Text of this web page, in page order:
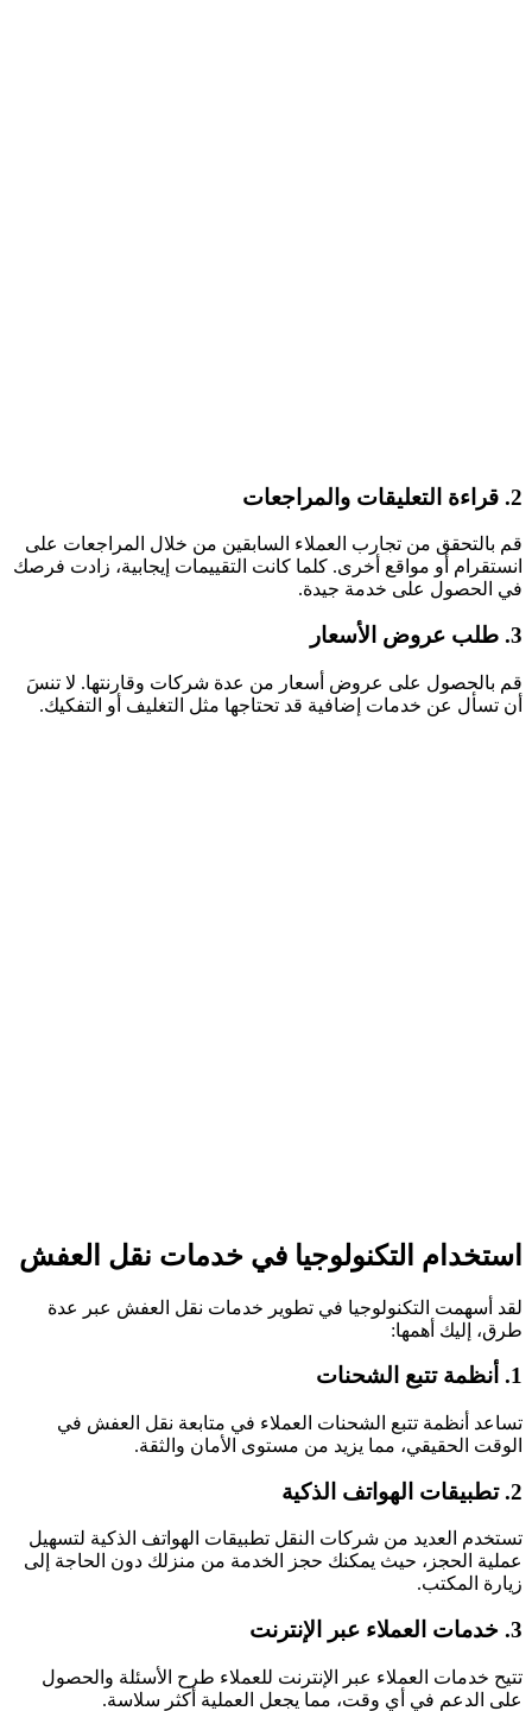
2. قراءة التعليقات والمراجعات
قم بالتحقق من تجارب العملاء السابقين من خلال المراجعات على
انستقرام أو مواقع أخرى. كلما كانت التقييمات إيجابية، زادت فرصك
في الحصول على خدمة جيدة.
3. طلب عروض الأسعار
قم بالحصول على عروض أسعار من عدة شركات وقارنتها. لا تنسَ
أن تسأل عن خدمات إضافية قد تحتاجها مثل التغليف أو التفكيك.
استخدام التكنولوجيا في خدمات نقل العفش
لقد أسهمت التكنولوجيا في تطوير خدمات نقل العفش عبر عدة
طرق، إليك أهمها:
1. أنظمة تتبع الشحنات
تساعد أنظمة تتبع الشحنات العملاء في متابعة نقل العفش في
الوقت الحقيقي، مما يزيد من مستوى الأمان والثقة.
2. تطبيقات الهواتف الذكية
تستخدم العديد من شركات النقل تطبيقات الهواتف الذكية لتسهيل
عملية الحجز، حيث يمكنك حجز الخدمة من منزلك دون الحاجة إلى
زيارة المكتب.
3. خدمات العملاء عبر الإنترنت
تتيح خدمات العملاء عبر الإنترنت للعملاء طرح الأسئلة والحصول
على الدعم في أي وقت، مما يجعل العملية أكثر سلاسة.